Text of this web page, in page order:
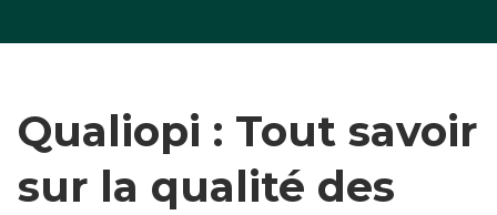
Qualiopi : Tout savoir
sur la qualité des